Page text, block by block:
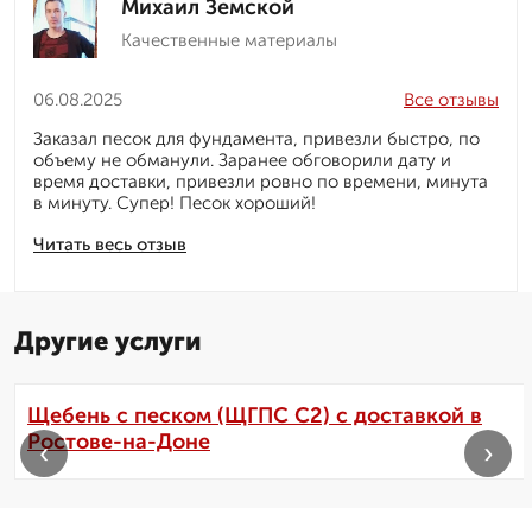
Михаил Земской
Качественные материалы
06.08.2025
Читать весь отзыв
Все отзывы
Заказал песок для фундамента, привезли быстро, по
объему не обманули. Заранее обговорили дату и
время доставки, привезли ровно по времени, минута
в минуту. Супер! Песок хороший!
Другие услуги
Щебень с песком (ЩГПС С2) с доставкой в
Ростове-на-Доне
‹ ›